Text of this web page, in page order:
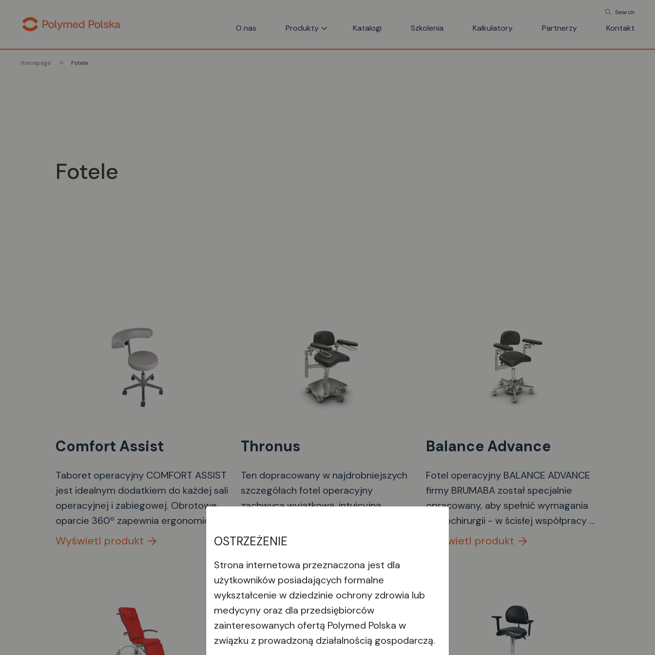
Search
O nas Produkty Katalogi Szkolenia Kalkulatory Partnerzy Kontakt
Homepage Fotele
Fotele
Comfort Assist
Taboret operacyjny COMFORT ASSIST
jest idealnym dodatkiem do każdej sali
operacyjnej i zabiegowej. Obrotowe
oparcie 360º zapewnia ergonomiczne
wsparcie dla szerokiego zakresu
pozycji siedzących i umożliwia szybką i
Wyświetl produkt
Thronus
Ten dopracowany w najdrobniejszych
szczegółach fotel operacyjny
zachwyca wyjątkową, intuicyjną
chirurgicznego w połączeniu z
dopracowanym komfortem siedzenia.
Wielofunkcyjne podłokietniki
umożliwiają indywidualną regulację w
dowolnym kierunku za pomocą tylko
jednego spustu, który można
obsługiwać w sterylny sposób. Nowo
Wyświetl produkt
Balance Advance
Fotel operacyjny BALANCE ADVANCE
firmy BRUMABA został specjalnie
opracowany, aby spełnić wymagania
mikrochirurgii - w ścisłej współpracy z
chirurgami i specjalistami medycznymi.
Rezultat: trójwymiarowo regulowane
wielogodzinnej pracy. Ergonomicznie
ukształtowane siedzisko i oparcie
zapewniają komfort, a jednocześnie
Wyświetl produkt
OSTRZEŻENIE
Strona internetowa przeznaczona jest dla
użytkowników posiadających formalne
wykształcenie w dziedzinie ochrony zdrowia lub
medycyny oraz dla przedsiębiorców
zainteresowanych ofertą Polymed Polska w
związku z prowadzoną działalnością gospodarczą.